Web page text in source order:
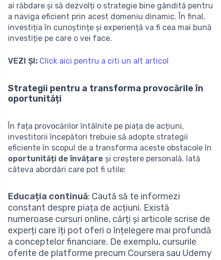
ai răbdare și să dezvolți o strategie bine gândită pentru
a naviga eficient prin acest domeniu dinamic. În final,
investiția în cunoștințe și experiență va fi cea mai bună
investiție pe care o vei face.
VEZI ȘI: Click aici pentru a citi un alt articol
Strategii pentru a transforma provocările în
oportunități
În fața provocărilor întâlnite pe piața de acțiuni,
investitorii începători trebuie să adopte strategii
eficiente în scopul de a transforma aceste obstacole în
oportunități de învățare și creștere personală. Iată
câteva abordări care pot fi utile:
Educația continuă: Caută să te informezi
constant despre piața de acțiuni. Există
numeroase cursuri online, cărți și articole scrise de
experți care îți pot oferi o înțelegere mai profundă
a conceptelor financiare. De exemplu, cursurile
oferite de platforme precum Coursera sau Udemy